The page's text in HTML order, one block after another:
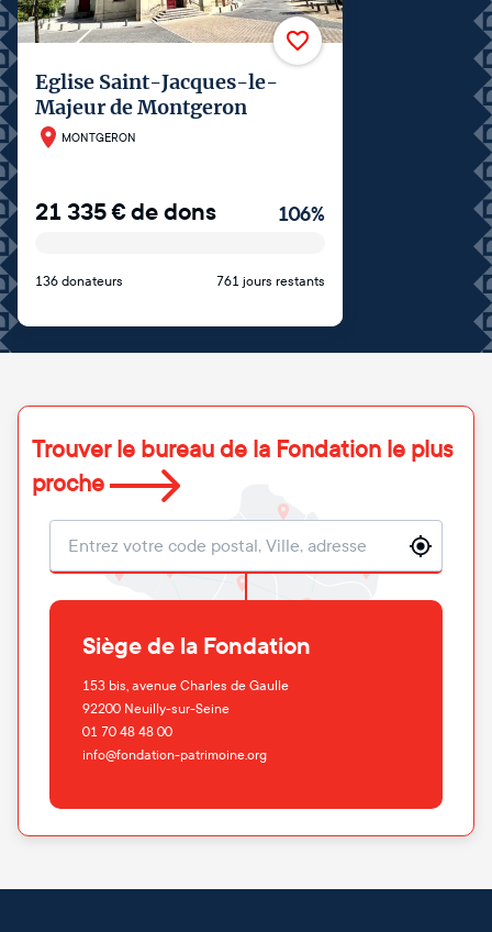
Eglise Saint-Jacques-le-
Majeur de Montgeron
MONTGERON
21 335€de dons 106%
136 donateurs 761 jours restants
Trouver le bureau de la Fondation le plus
proche
Localisation
Siège de la Fondation
153 bis, avenue Charles de Gaulle
92200 Neuilly-sur-Seine
01 70 48 48 00
info@fondation-patrimoine.org